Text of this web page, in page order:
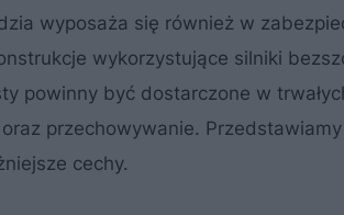
wyposaża się również w
wykorzystujące silniki
powinny być dostarczone w
przechowywanie.
cechy.